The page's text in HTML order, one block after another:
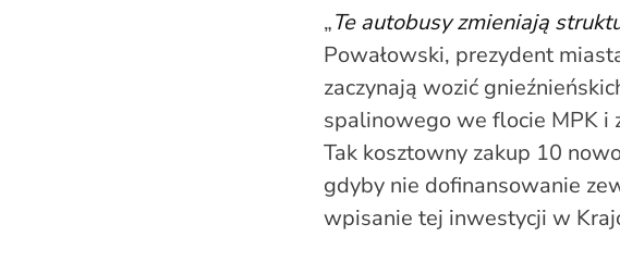
„Te autobusy zmieniają
Powałowski, prezydent
zaczynają wozić
spalinowego we flocie MPK i
Tak kosztowny zakup 10
gdyby nie dofinansowanie
wpisanie tej inwestycji w